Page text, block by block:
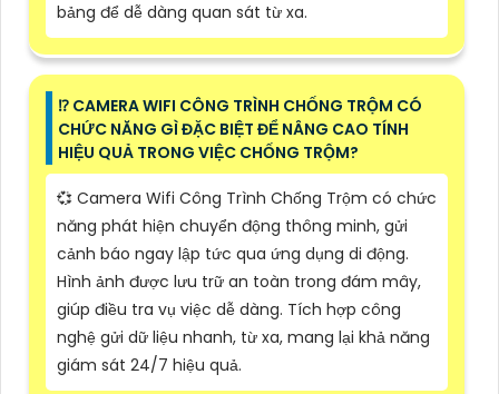
bảng để dễ dàng quan sát từ xa.
⁉️ CAMERA WIFI CÔNG TRÌNH CHỐNG TRỘM CÓ
CHỨC NĂNG GÌ ĐẶC BIỆT ĐỂ NÂNG CAO TÍNH
HIỆU QUẢ TRONG VIỆC CHỐNG TRỘM?
💞 Camera Wifi Công Trình Chống Trộm có chức
năng phát hiện chuyển động thông minh, gửi
cảnh báo ngay lập tức qua ứng dụng di động.
Hình ảnh được lưu trữ an toàn trong đám mây,
giúp điều tra vụ việc dễ dàng. Tích hợp công
nghệ gửi dữ liệu nhanh, từ xa, mang lại khả năng
giám sát 24/7 hiệu quả.